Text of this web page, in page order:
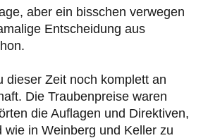
aber ein bisschen verwegen
Entscheidung aus
dieser Zeit noch komplett an
Die Traubenpreise waren
die Auflagen und Direktiven,
wie in Weinberg und Keller zu